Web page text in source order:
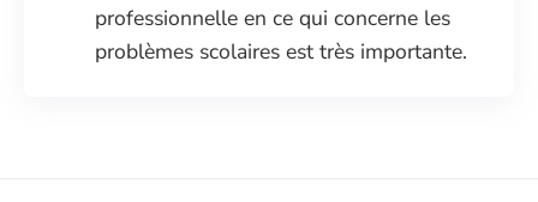
professionnelle en ce qui concerne les
problèmes scolaires est très importante.